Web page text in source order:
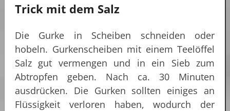
Trick mit dem Salz
Die Gurke in Scheiben schneiden oder
hobeln. Gurkenscheiben mit einem Teelöffel
Salz gut vermengen und in ein Sieb zum
Abtropfen geben. Nach ca. 30 Minuten
ausdrücken. Die Gurken sollten einiges an
Flüssigkeit verloren haben, wodurch der